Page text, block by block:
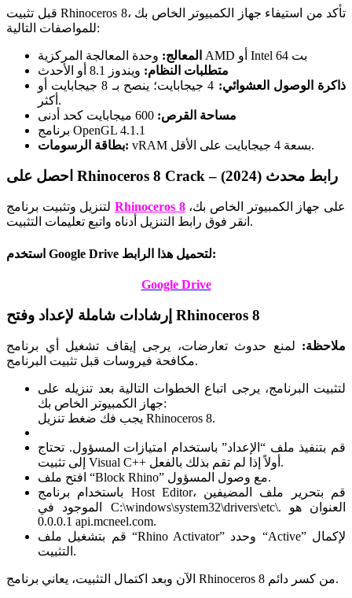
قبل تثبيت Rhinoceros 8، تأكد من استيفاء جهاز الكمبيوتر الخاص بك
للمواصفات التالية:
المعالج:
وحدة المعالجة المركزية AMD أو Intel 64 بت
متطلبات النظام: ويندوز 8.1 أو الأحدث
ذاكرة الوصول العشوائي:
4 جيجابايت؛ ينصح بـ 8 جيجابايت أو
أكثر.
مساحة القرص:
برنامج OpenGL 4.1.1
بطاقة الرسومات:
vRAM بسعة 4 جيجابايت على الأقل.
احصل على Rhinoceros 8 Crack – رابط محدث (2024)
لتنزيل وتثبيت برنامجRhinoceros 8على جهاز الكمبيوتر الخاص بك،
انقر فوق رابط التنزيل أدناه واتبع تعليمات التثبيت.
استخدم Google Drive لتحميل هذا الرابط:
Google Drive
إرشادات شاملة لإعداد وفتح Rhinoceros 8
ملاحظة: لمنع حدوث تعارضات، يرجى إيقاف تشغيل أي برنامج
مكافحة فيروسات قبل تثبيت البرنامج.
لتثبيت البرنامج، يرجى اتباع الخطوات التالية بعد تنزيله على
جهاز الكمبيوتر الخاص بك:
يجب فك ضغط تنزيل Rhinoceros 8.
قم بتنفيذ ملف “الإعداد” باستخدام امتيازات المسؤول. تحتاج
إلى تثبيت Visual C++ أولاً إذا لم تقم بذلك بالفعل.
افتح ملف “Block Rhino” مع وصول المسؤول.
باستخدام برنامج Host Editor، قم بتحرير ملف المضيفين
الموجود في C:\windows\system32\drivers\etc\. العنوان هو
0.0.0.1 api.mcneel.com.
قم بتشغيل ملف “Rhino Activator” وحدد “Active” لإكمال
التثبيت.
الآن وبعد اكتمال التثبيت، يعاني برنامج Rhinoceros 8 من كسر دائم.